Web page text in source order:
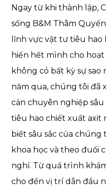
Ngay từ khi thành lập,
sống B&M Thâm
lĩnh vực vật tư tiêu hao
hiến hết mình cho hoạt
không có bất kỳ sự
năm qua, chúng tôi đã
cản chuyên nghiệp
tiêu hao chiết xuất axit
biết sâu sắc của
khoa học và theo đuổi
nghỉ. Từ quá trình
cho đến vị trí dẫn đầu